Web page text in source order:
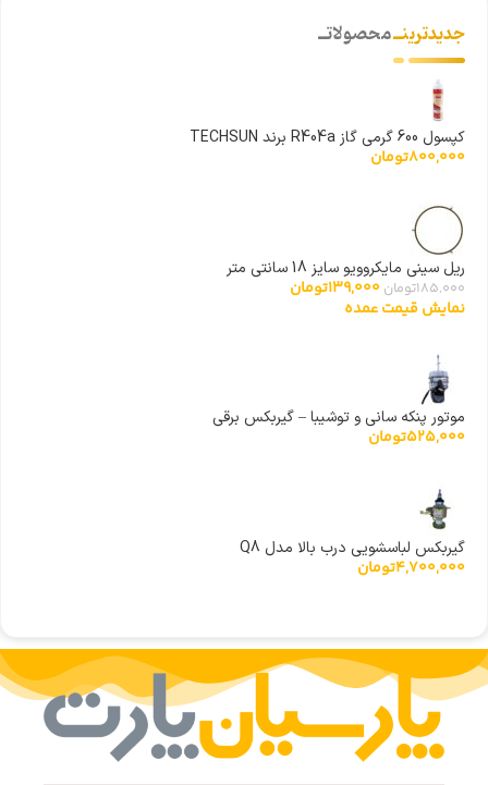
جدیدترینــمحصولاتــ
کپسول 600 گرمی گاز R404a برند TECHSUN
800,000تومان
ریل سینی مایکروویو سایز 18 سانتی متر
185,000تومان 139,000تومان
نمایش قیمت عمده
موتور پنکه سانی و توشیبا – گیربکس برقی
525,000تومان
گیربکس لباسشویی درب بالا مدل Q8
4,700,000تومان